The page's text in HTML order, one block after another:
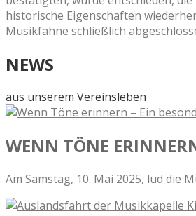
historische Eigenschaften
Musikfahne schließlich
NEWS
aus unserem Vereinsleben
WENN TÖNE
Am Samstag, 10. Mai 2025, lud